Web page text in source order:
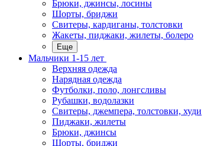
Брюки, джинсы, лосины
Шорты, бриджи
Свитеры, кардиганы, толстовки
Жакеты, пиджаки, жилеты, болеро
Еще
Мальчики 1-15 лет
Верхняя одежда
Нарядная одежда
Футболки, поло, лонгсливы
Рубашки, водолазки
Свитеры, джемпера, толстовки, худи
Пиджаки, жилеты
Брюки, джинсы
Шорты, бриджи